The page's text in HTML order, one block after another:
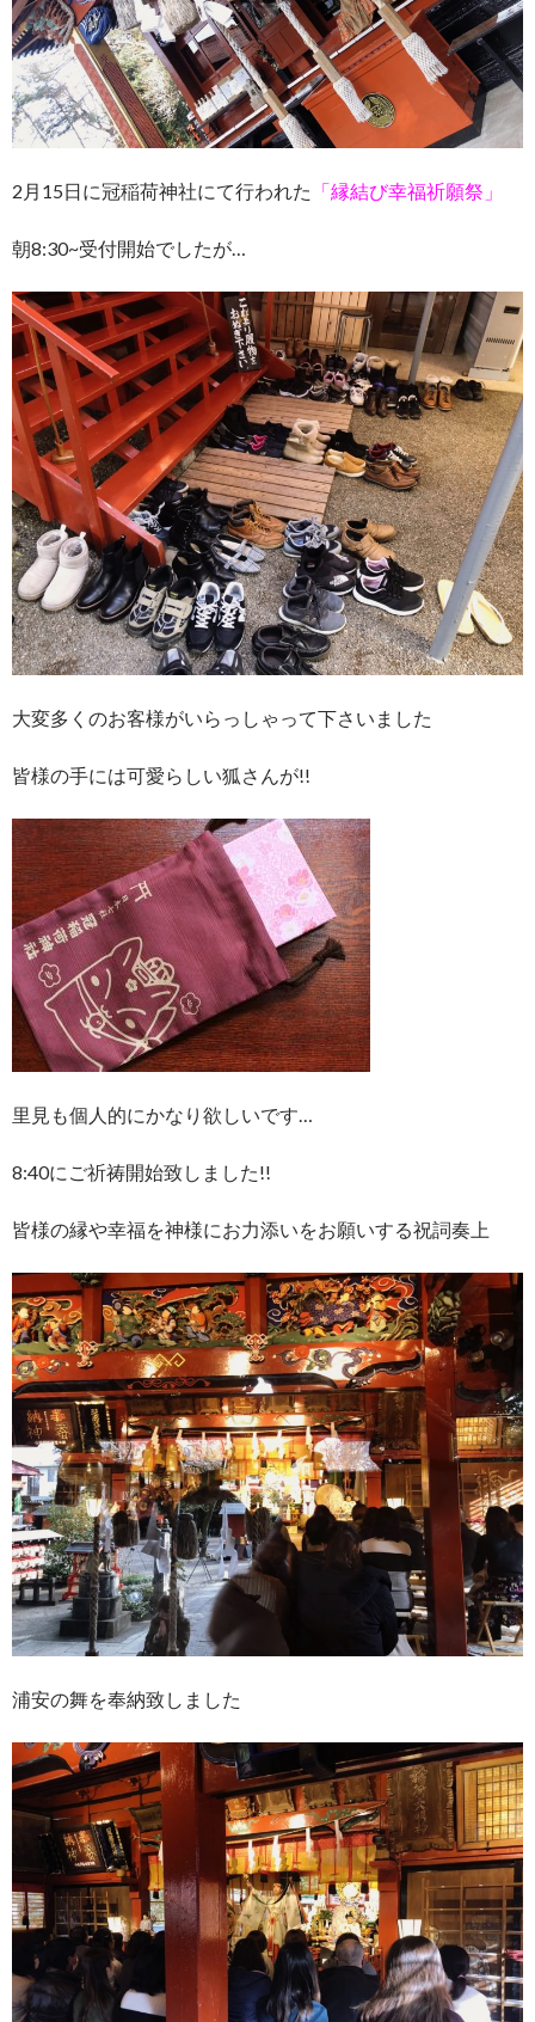
2月15日に冠稲荷神社にて行われた 「縁結び幸福祈願祭」
朝8:30~受付開始でしたが…
大変多くのお客様がいらっしゃって下さいました
皆様の手には可愛らしい狐さんが!!
里見も個人的にかなり欲しいです…
8:40にご祈祷開始致しました!!
皆様の縁や幸福を神様にお力添いをお願いする祝詞奏上
浦安の舞を奉納致しました